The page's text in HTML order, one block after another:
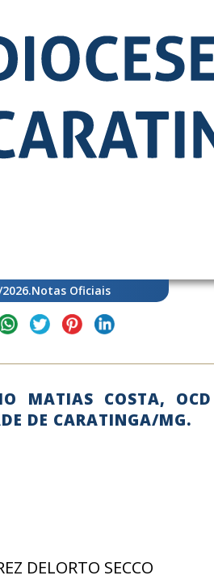
.Notas Oficiais
MATIAS COSTA,
DE CARATINGA/MG.
DELORTO SECCO